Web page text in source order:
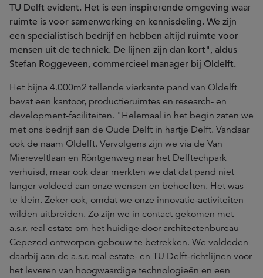
TU Delft evident. Het is een inspirerende omgeving waar
ruimte is voor samenwerking en kennisdeling. We zijn
een specialistisch bedrijf en hebben altijd ruimte voor
mensen uit de techniek. De lijnen zijn dan kort", aldus
Stefan Roggeveen, commercieel manager bij Oldelft.
Het bijna 4.000m2 tellende vierkante pand van Oldelft
bevat een kantoor, productieruimtes en research- en
development-faciliteiten. "Helemaal in het begin zaten we
met ons bedrijf aan de Oude Delft in hartje Delft. Vandaar
ook de naam Oldelft. Vervolgens zijn we via de Van
Miereveltlaan en Röntgenweg naar het Delftechpark
verhuisd, maar ook daar merkten we dat dat pand niet
langer voldeed aan onze wensen en behoeften. Het was
te klein. Zeker ook, omdat we onze innovatie-activiteiten
wilden uitbreiden. Zo zijn we in contact gekomen met
a.s.r. real estate om het huidige door architectenbureau
Cepezed ontworpen gebouw te betrekken. We voldeden
daarbij aan de a.s.r. real estate- en TU Delft-richtlijnen voor
het leveren van hoogwaardige technologieën en een